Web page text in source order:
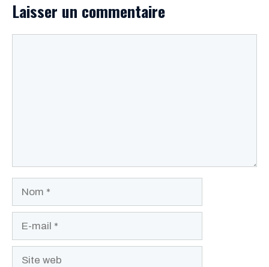
Laisser un commentaire
Site